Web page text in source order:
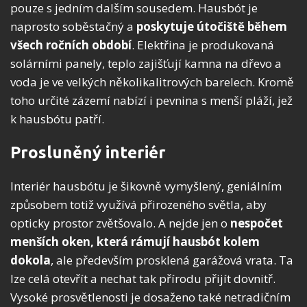
pouze s jedním dalším sousedem. Hausbót je
naprosto soběstačný a poskytuje útočiště během
všech ročních období. Elektřina je produkovaná
solárními panely, teplo zajišťují kamna na dřevo a
voda je ve velkých několikalitrových barelech. Kromě
toho určité zázemí nabízí i pevnina s menší pláží, jež
k hausbótu patří.
Prosluněný interiér
Interiér hausbótu je šikovně vymyšlený, geniálním
způsobem totiž využívá přirozeného světla, aby
opticky prostor zvětšovalo. A nejde jen o nespočet
menších oken, která rámují hausbót kolem
dokola, ale především prosklená garážová vrata. Ta
lze celá otevřít a nechat tak přírodu přijít dovnitř.
Vysoké prosvětlenosti je dosaženo také netradičním